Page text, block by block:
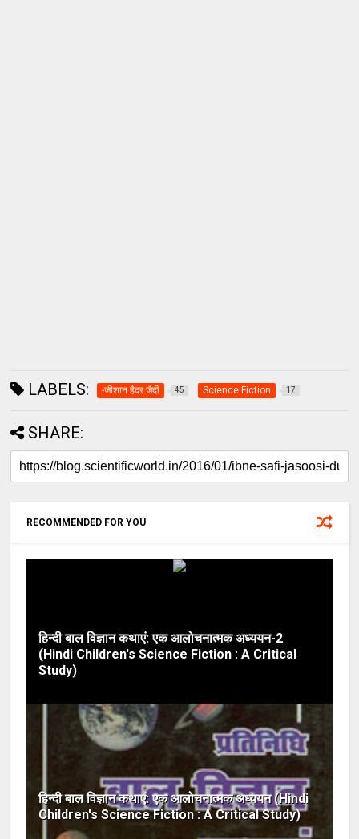
LABELS: -जीशान हैदर जैदी 45 Science Fiction 17
SHARE:
RECOMMENDED FOR YOU
हिन्दी बाल विज्ञान कथाएं: एक आलोचनात्मक अध्ययन-2
(Hindi Children's Science Fiction : A Critical
Study)
हिन्दी बाल विज्ञान कथाएं: एक आलोचनात्मक अध्ययन (Hindi
Children's Science Fiction : A Critical Study)